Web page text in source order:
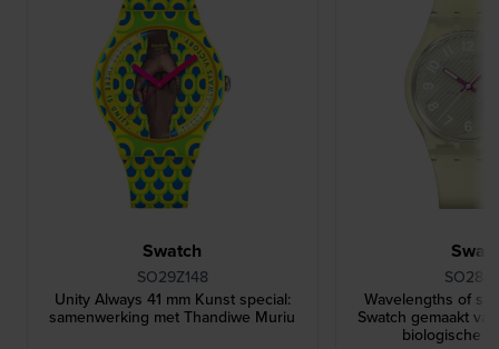
Swatch
SO29Z148
Unity Always 41 mm Kunst special:
samenwerking met Thandiwe Muriu
Wavelengths of
Swatch gemaakt
biologische